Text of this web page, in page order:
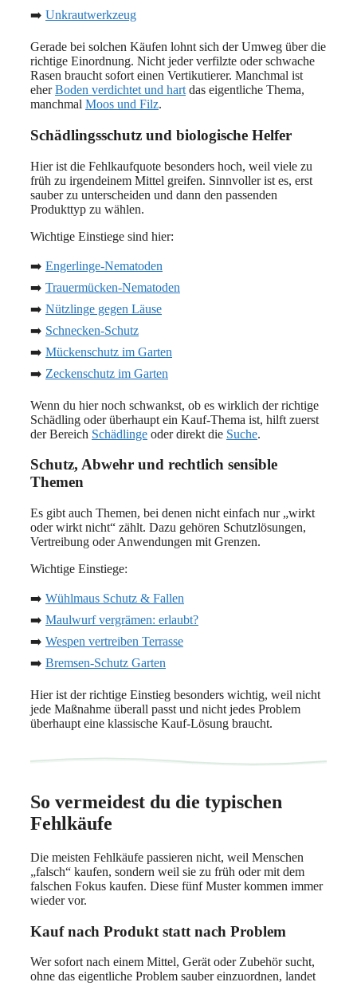
➡️ Unkrautwerkzeug
Gerade bei solchen Käufen lohnt sich der Umweg über die
richtige Einordnung. Nicht jeder verfilzte oder schwache
Rasen braucht sofort einen Vertikutierer. Manchmal ist
eherBoden verdichtet und hart das eigentliche Thema,
manchmal Moos und Filz.
Schädlingsschutz und biologische Helfer
Hier ist die Fehlkaufquote besonders hoch, weil viele zu
früh zu irgendeinem Mittel greifen. Sinnvoller ist es, erst
sauber zu unterscheiden und dann den passenden
Produkttyp zu wählen.
Wichtige Einstiege sind hier:
➡️ Engerlinge-Nematoden
➡️ Trauermücken-Nematoden
➡️ Nützlinge gegen Läuse
➡️ Schnecken-Schutz
➡️ Mückenschutz im Garten
➡️ Zeckenschutz im Garten
Wenn du hier noch schwankst, ob es wirklich der richtige
Schädling oder überhaupt ein Kauf-Thema ist, hilft zuerst
der Bereich Schädlinge oder direkt die Suche.
Schutz, Abwehr und rechtlich sensible
Themen
Es gibt auch Themen, bei denen nicht einfach nur „wirkt
oder wirkt nicht“ zählt. Dazu gehören Schutzlösungen,
Vertreibung oder Anwendungen mit Grenzen.
Wichtige Einstiege:
➡️ Wühlmaus Schutz & Fallen
➡️ Maulwurf vergrämen: erlaubt?
➡️ Wespen vertreiben Terrasse
➡️ Bremsen-Schutz Garten
Hier ist der richtige Einstieg besonders wichtig, weil nicht
jede Maßnahme überall passt und nicht jedes Problem
überhaupt eine klassische Kauf-Lösung braucht.
So vermeidest du die typischen
Fehlkäufe
Die meisten Fehlkäufe passieren nicht, weil Menschen
„falsch“ kaufen, sondern weil sie zu früh oder mit dem
falschen Fokus kaufen. Diese fünf Muster kommen immer
wieder vor.
Kauf nach Produkt statt nach Problem
Wer sofort nach einem Mittel, Gerät oder Zubehör sucht,
ohne das eigentliche Problem sauber einzuordnen, landet